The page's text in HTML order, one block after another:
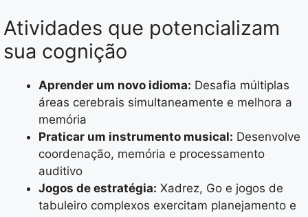
Atividades que potencializam
sua cognição
Aprender um novo idioma: Desafia múltiplas
áreas cerebrais simultaneamente e melhora a
memória
Praticar um instrumento musical: Desenvolve
coordenação, memória e processamento
auditivo
Jogos de estratégia: Xadrez, Go e jogos de
tabuleiro complexos exercitam planejamento e